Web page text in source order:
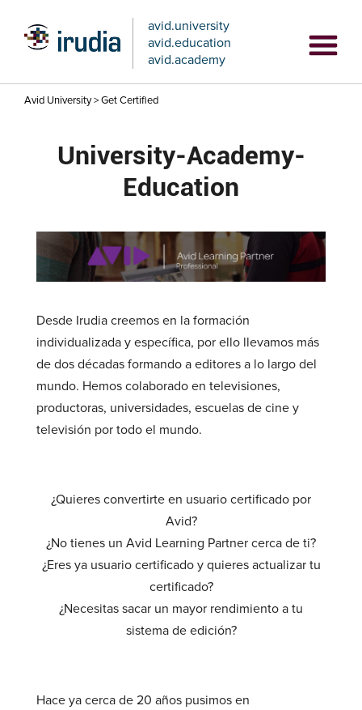
avid.university
avid.education
avid.academy
Avid University>Get Certified
University-Academy-
Education
Desde Irudia creemos en la formación
individualizada y específica, por ello llevamos más
de dos décadas formando a editores a lo largo del
mundo. Hemos colaborado en televisiones,
productoras, universidades, escuelas de cine y
televisión por todo el mundo.
¿Quieres convertirte en usuario certificado por
Avid?
¿No tienes un Avid Learning Partner cerca de ti?
¿Eres ya usuario certificado y quieres actualizar tu
certificado?
¿Necesitas sacar un mayor rendimiento a tu
sistema de edición?
Hace ya cerca de 20 años pusimos en